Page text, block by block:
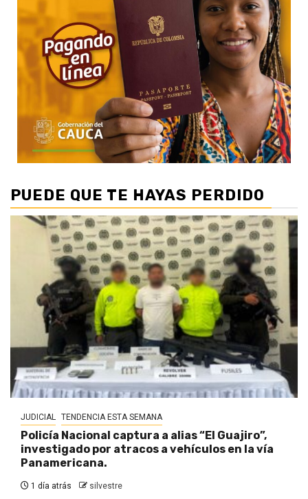
PUEDE QUE TE HAYAS PERDIDO
JUDICIAL TENDENCIA ESTA SEMANA
Policía Nacional captura a alias “El Guajiro”,
investigado por atracos a vehículos en la vía
Panamericana.
1 día atrás silvestre